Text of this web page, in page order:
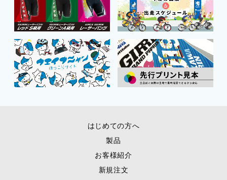
はじめての方へ
製品
お客様紹介
新規注文